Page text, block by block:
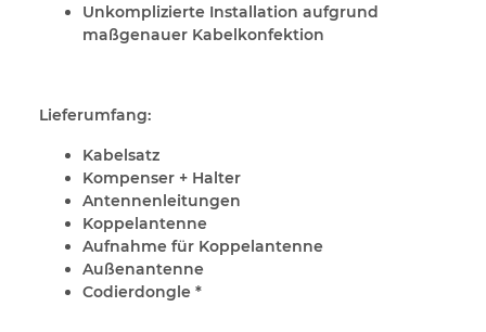
Unkomplizierte Installation aufgrund
maßgenauer Kabelkonfektion
Lieferumfang:
Kabelsatz
Kompenser + Halter
Antennenleitungen
Koppelantenne
Aufnahme für Koppelantenne
Außenantenne
Codierdongle *